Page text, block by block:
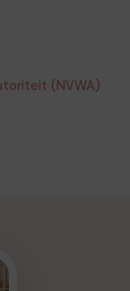
(NVWA)